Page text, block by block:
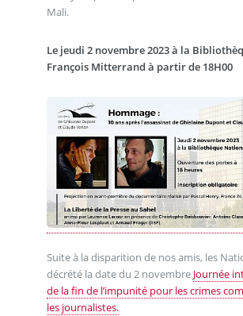
Mali.
Le jeudi 2 novembre 2023 à la
François Mitterrand à partir de 18H00
Suite à la disparition de nos amis, les
décrété la date du 2 novembre Journée
de la fin de l’impunité pour les crimes
les journalistes.